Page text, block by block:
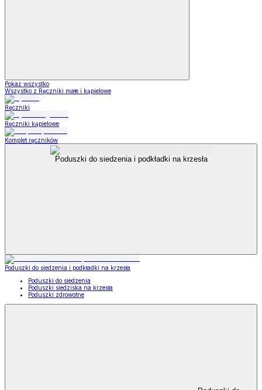
Pokaż wszystko
Wszystko z Ręczniki małe i kąpielowe
Ręczniki
Ręczniki kąpielowe
Komplet ręczników
Poduszki do siedzenia i podkładki na krzesła
Poduszki do siedzenia i podkładki na krzesła
Poduszki do siedzenia
Poduszki siedziska na krzesła
Poduszki zdrowotne